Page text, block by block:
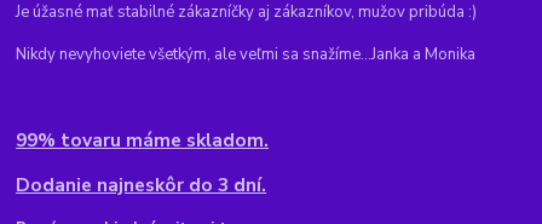
Je úžasné mať stabilné zákazníčky aj zákazníkov, mužov pribúda :)
Nikdy nevyhoviete všetkým, ale veľmi sa snažíme...Janka a Monika
99% tovaru máme skladom.
Dodanie najneskôr do 3 dní.